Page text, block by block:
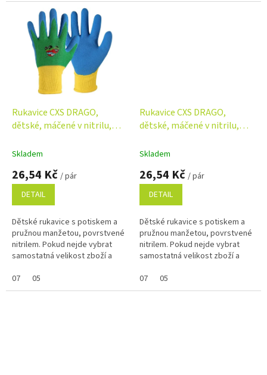
Rukavice CXS DRAGO,
dětské, máčené v nitrilu,
Skladem
26,54 Kč / pár
DETAIL
Dětské rukavice s potiskem a
pružnou manžetou, povrstvené
nitrilem. Pokud nejde vybrat
samostatná velikost zboží a
napište ji do poznámky na
konci...
07 05
Rukavice CXS DRAGO,
dětské, máčené v nitrilu,
Skladem
26,54 Kč / pár
DETAIL
Dětské rukavice s potiskem a
pružnou manžetou, povrstvené
nitrilem. Pokud nejde vybrat
samostatná velikost zboží a
napište ji do poznámky na
konci...
07 05